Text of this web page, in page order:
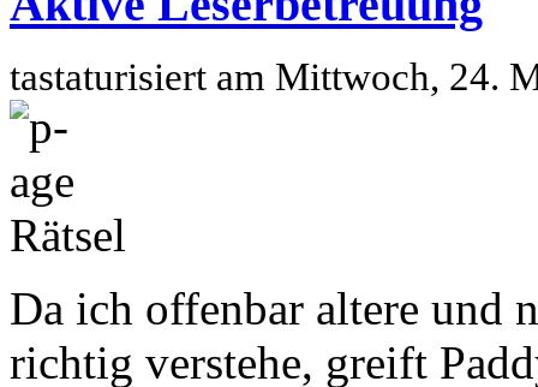
tastaturisiert am Mittwoch, 24.
Da ich offenbar altere und
richtig verstehe, greift